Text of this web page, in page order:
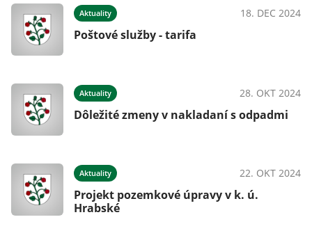
Aktuality 18. DEC 2024
Poštové služby - tarifa
Aktuality 28. OKT 2024
Dôležité zmeny v nakladaní s odpadmi
Aktuality 22. OKT 2024
Projekt pozemkové úpravy v k. ú.
Hrabské